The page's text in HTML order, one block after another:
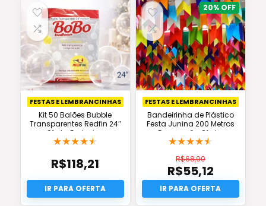
FESTAS E LEMBRANCINHAS
Kit 50 Balões Bubble
Transparentes Redfin 24″
Oferta Exclusiva
★★★★★
R$118,21
20%
FESTAS E LEMBRANCINHAS
Bandeirinha de Plástico
Festa Junina 200 Metros
Decoração Oferta
★★★★★
R$68,90
O
preço
original
R$55,12
O
preço